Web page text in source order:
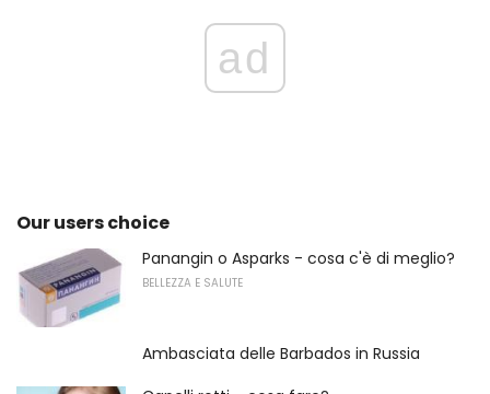
ad
Our users choice
Panangin o Asparks - cosa c'è di meglio?
BELLEZZA E SALUTE
Ambasciata delle Barbados in Russia